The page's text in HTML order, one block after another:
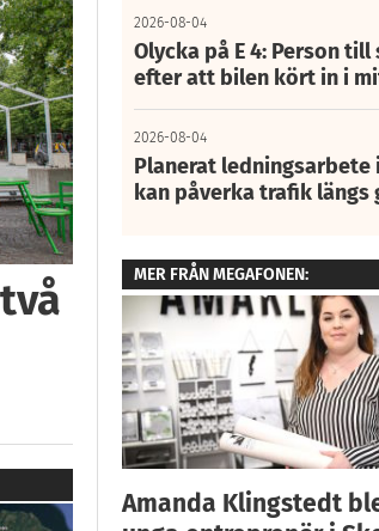
2026-08-04
Olycka på E 4: Person till
efter att bilen kört in i
2026-08-04
Planerat ledningsarbete
kan påverka trafik längs
MER FRÅN MEGAFONEN:
Amanda Klingstedt